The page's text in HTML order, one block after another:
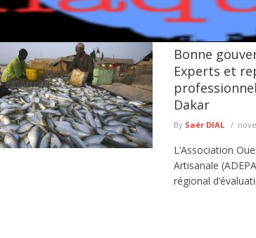
en ligne : la Police met en garde contre les faux
met en garde les usagers de la route contre une nouvelle
Bonne
Experts et
Dakar
By Saër DIAL
L’Association
Artisanale
régional